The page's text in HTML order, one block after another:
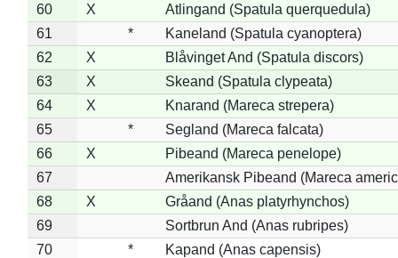
60
X
Atlingand (Spatula querquedula)
61
*
Kaneland (Spatula cyanoptera)
62
X
Blåvinget And (Spatula discors)
63
X
Skeand (Spatula clypeata)
64
X
Knarand (Mareca strepera)
65
*
Segland (Mareca falcata)
66
X
Pibeand (Mareca penelope)
67
Amerikansk Pibeand (Mareca
68
X
Gråand (Anas platyrhynchos)
69
Sortbrun And (Anas rubripes)
70
*
Kapand (Anas capensis)